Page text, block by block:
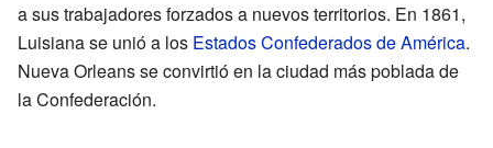
a sus trabajadores forzados a nuevos territorios. En 1861,
Luisiana se unió a los Estados Confederados de América.
Nueva Orleans se convirtió en la ciudad más poblada de
la Confederación.